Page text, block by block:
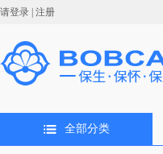
请登录 | 注册
全部分类